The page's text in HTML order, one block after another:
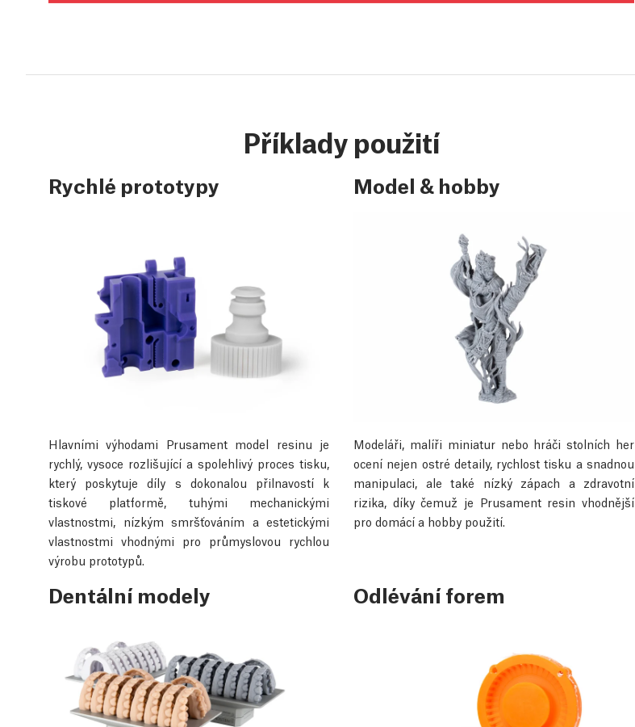
Příklady použití
Rychlé prototypy
Hlavními výhodami Prusament model resinu je
rychlý, vysoce rozlišující a spolehlivý proces tisku,
který poskytuje díly s dokonalou přilnavostí k
tiskové platformě, tuhými mechanickými
vlastnostmi, nízkým smršťováním a estetickými
vlastnostmi vhodnými pro průmyslovou rychlou
výrobu prototypů.
Model & hobby
Modeláři, malíři miniatur nebo hráči stolních her
ocení nejen ostré detaily, rychlost tisku a snadnou
manipulaci, ale také nízký zápach a zdravotní
rizika, díky čemuž je Prusament resin vhodnější
pro domácí a hobby použití.
Dentální modely Odlévání forem